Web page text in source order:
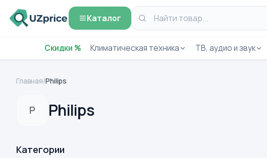
Каталог
Скидки % Климатическая техника ТВ, аудио и звук
Главная/Philips
P Philips
Категории